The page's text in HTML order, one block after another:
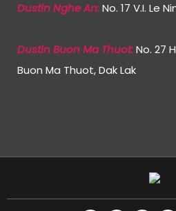
Dustin Nghe An:No. 17 V.I. Le
Dustin Buon Ma Thuot:No. 27
Buon Ma Thuot, Dak Lak